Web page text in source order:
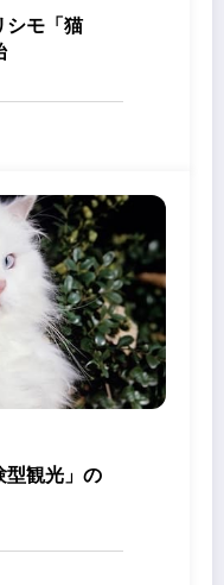
シモ「猫
型観光」の